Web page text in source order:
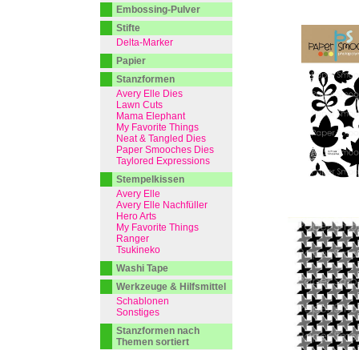
Embossing-Pulver
Stifte
Delta-Marker
Papier
Stanzformen
Avery Elle Dies
Lawn Cuts
Mama Elephant
My Favorite Things
Neat & Tangled Dies
Paper Smooches Dies
Taylored Expressions
Stempelkissen
Avery Elle
Avery Elle Nachfüller
Hero Arts
My Favorite Things
Ranger
Tsukineko
Washi Tape
Werkzeuge & Hilfsmittel
Schablonen
Sonstiges
Stanzformen nach
Themen sortiert